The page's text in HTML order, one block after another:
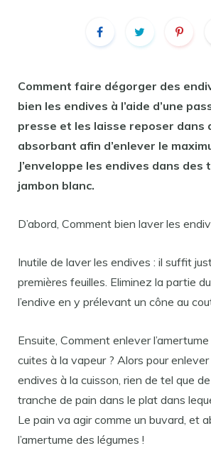
Comment faire dégorger des
bien les endives à l’aide d’une
presse et les laisse reposer dans
absorbant afin d’enlever le
J’enveloppe les endives dans des
jambon blanc.
D’abord, Comment bien laver les
Inutile de laver les endives : il suffit
premières feuilles. Eliminez la partie
l’endive en y prélevant un cône au
Ensuite, Comment enlever
cuites à la vapeur ? Alors pour enlever
endives à la cuisson, rien de tel que
tranche de pain dans le plat dans
Le pain va agir comme un buvard, et
l’amertume des légumes !